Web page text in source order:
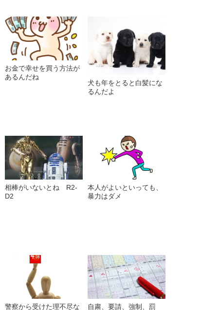
お金で幸せを買う方法が
あるんだね
犬も年をとると白髪にな
るんだよ
相棒がいないとね R2-
D2
本人がよいといっても、
暴力はダメ
警察から受けた理不尽な
自粛、要請、強制、罰